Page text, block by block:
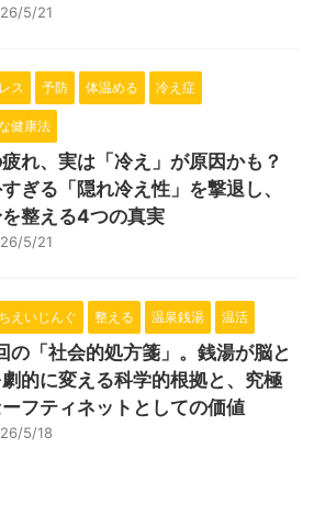
5/21
ス 予防 体温める 冷え症
健康法
れ、実は「冷え」が原因かも？
ぎる「隠れ冷え性」を撃退し、
整える4つの真実
5/21
えいじんぐ 整える 温泉銭湯 温活
の「社会的処方箋」。銭湯が脳と
的に変える科学的根拠と、究極
フティネットとしての価値
5/18